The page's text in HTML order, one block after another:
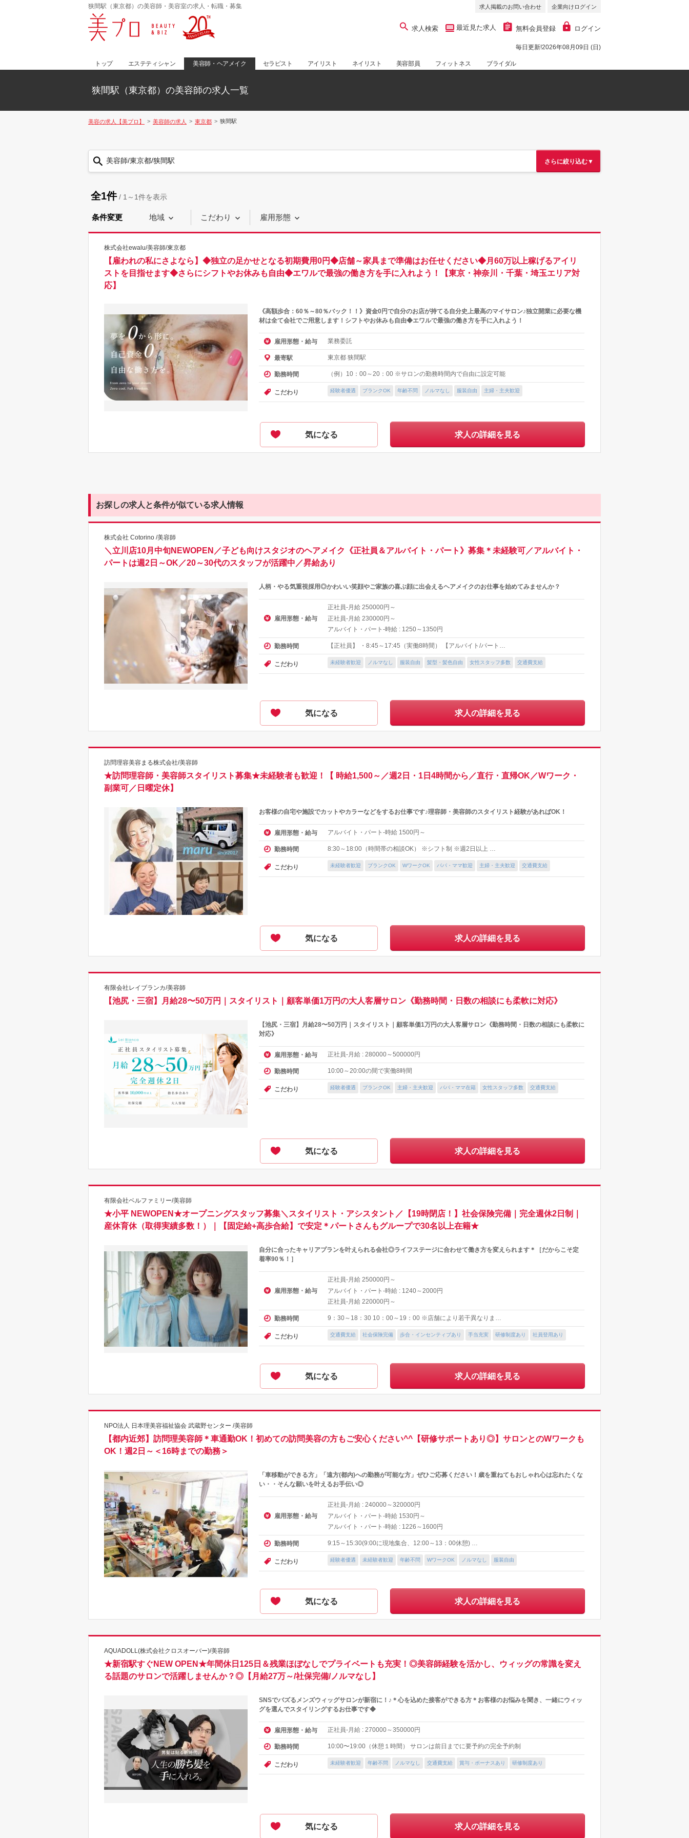
狭間駅（東京都）の美容師・美容室の求人・転職・募集 求人掲載のお問い合わせ 企業向けログイン
求人検索 最近見た求人 無料会員登録 ログイン
毎日更新!2026年08月09日 (日)
トップ エステティシャン 美容師・ヘアメイク セラピスト アイリスト ネイリスト 美容部員 フィットネス ブライダル
狭間駅（東京都）の美容師の求人一覧
美容の求人【美プロ】 美容師の求人 東京都 狭間駅
美容師/東京都/狭間駅 さらに絞り込む▼
全1件/ 1～1件を表示
条件変更 地域 こだわり 雇用形態
株式会社ewalu/美容師/東京都
【雇われの私にさよなら】◆独立の足かせとなる初期費用0円◆店舗～家具まで準備はお任せください◆月60万以上稼げるアイリ
ストを目指せます◆さらにシフトやお休みも自由◆エワルで最強の働き方を手に入れよう！【東京・神奈川・千葉・埼玉エリア対
応】
《高額歩合：60％～80％バック！！》資金0円で自分のお店が持てる自分史上最高のマイサロン♪独立開業に必要な機
材は全て会社でご用意します！シフトやお休みも自由◆エワルで最強の働き方を手に入れよう！
雇用形態・給与 業務委託
最寄駅 東京都 狭間駅
勤務時間 （例）10：00～20：00 ※サロンの勤務時間内で自由に設定可能
こだわり 経験者優遇 ブランクOK 年齢不問 ノルマなし 服装自由 主婦・主夫歓迎
気になる 求人の詳細を見る
お探しの求人と条件が似ている求人情報
株式会社 Cotorino /美容師
＼立川店10月中旬NEWOPEN／子ども向けスタジオのヘアメイク《正社員＆アルバイト・パート》募集＊未経験可／アルバイト・
パートは週2日～OK／20～30代のスタッフが活躍中／昇給あり
人柄・やる気重視採用◎かわいい笑顔やご家族の喜ぶ顔に出会えるヘアメイクのお仕事を始めてみませんか？
雇用形態・給与
正社員-月給 250000円～
正社員-月給 230000円～
アルバイト・パート-時給 : 1250～ 1350円
勤務時間 【正社員】 ・8:45～17:45（実働8時間） 【アルバイト/パート…
こだわり 未経験者歓迎 ノルマなし 服装自由 髪型・髪色自由 女性スタッフ多数 交通費支給
気になる 求人の詳細を見る
訪問理容美容まる株式会社/美容師
★訪問理容師・美容師スタイリスト募集★未経験者も歓迎！【 時給1,500～／週2日・1日4時間から／直行・直帰OK／Wワーク・
副業可／日曜定休】
お客様の自宅や施設でカットやカラーなどをするお仕事です♪理容師・美容師のスタイリスト経験があればOK！
雇用形態・給与 アルバイト・パート-時給 1500円～
勤務時間 8:30～18:00（時間帯の相談OK） ※シフト制 ※週2日以上 …
こだわり 未経験者歓迎 ブランクOK WワークOK パパ・ママ歓迎 主婦・主夫歓迎 交通費支給
気になる 求人の詳細を見る
有限会社レイブランカ/美容師
【池尻・三宿】月給28〜50万円｜スタイリスト｜顧客単価1万円の大人客層サロン《勤務時間・日数の相談にも柔軟に対応》
【池尻・三宿】月給28〜50万円｜スタイリスト｜顧客単価1万円の大人客層サロン《勤務時間・日数の相談にも柔軟に
対応》
雇用形態・給与 正社員-月給 : 280000～500000円
勤務時間 10:00～20:00の間で実働8時間
こだわり 経験者優遇 ブランクOK 主婦・主夫歓迎 パパ・ママ在籍 女性スタッフ多数 交通費支給
気になる 求人の詳細を見る
有限会社ベルファミリー/美容師
★小平 NEWOPEN★オープニングスタッフ募集＼スタイリスト・アシスタント／【19時閉店！】社会保険完備｜完全週休2日制｜
産休育休（取得実績多数！）｜【固定給+高歩合給】で安定＊パートさんもグループで30名以上在籍★
自分に合ったキャリアプランを叶えられる会社◎ライフステージに合わせて働き方を変えられます＊［だからこそ定
着率90％！］
雇用形態・給与
正社員-月給 250000円～
アルバイト・パート-時給 : 1240～2000円
正社員-月給 220000円～
勤務時間 9：30～18：30 10：00～19：00 ※店舗により若干異なりま…
こだわり 交通費支給 社会保険完備 歩合・インセンティブあり 手当充実 研修制度あり 社員登用あり
気になる 求人の詳細を見る
NPO法人 日本理美容福祉協会 武蔵野センター /美容師
【都内近郊】訪問理美容師＊車通勤OK！初めての訪問美容の方もご安心ください^^【研修サポートあり◎】サロンとのWワークも
OK！週2日～＜16時までの勤務＞
「車移動ができる方」「遠方(都内)への勤務が可能な方」ぜひご応募ください！歳を重ねてもおしゃれ心は忘れたくな
い・・そんな願いを叶えるお手伝い◎
雇用形態・給与
正社員-月給 : 240000～320000円
アルバイト・パート-時給 1530円～
アルバイト・パート-時給 : 1226 ～ 1600円
勤務時間 9:15～15:30(9:00に現地集合、12:00～13：00休憩) …
こだわり 経験者優遇 未経験者歓迎 年齢不問 WワークOK ノルマなし 服装自由
気になる 求人の詳細を見る
AQUADOLL(株式会社クロスオーバー)/美容師
★新宿駅すぐNEW OPEN★年間休日125日＆残業ほぼなしでプライベートも充実！◎美容師経験を活かし、ウィッグの常識を変え
る話題のサロンで活躍しませんか？◎【月給27万～/社保完備/ノルマなし】
SNSでバズるメンズウィッグサロンが新宿に！♪＊心を込めた接客ができる方＊お客様のお悩みを聞き、一緒にウィッ
グを選んでスタイリングするお仕事です◆
雇用形態・給与 正社員-月給 : 270000～350000円
勤務時間 10:00〜19:00（休憩１時間） サロンは前日までに要予約の完全予約制
こだわり 未経験者歓迎 年齢不問 ノルマなし 交通費支給 賞与・ボーナスあり 研修制度あり
気になる 求人の詳細を見る